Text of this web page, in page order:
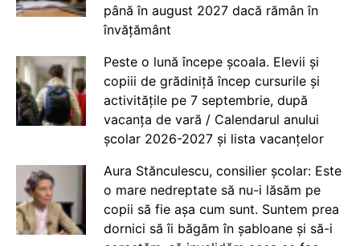
până în august 2027 dacă rămân în
învățământ
Peste o lună începe școala. Elevii și
copiii de grădiniță încep cursurile și
activitățile pe 7 septembrie, după
vacanța de vară / Calendarul anului
școlar 2026-2027 și lista vacanțelor
Aura Stănculescu, consilier școlar: Este
o mare nedreptate să nu-i lăsăm pe
copii să fie așa cum sunt. Suntem prea
dornici să îi băgăm în șabloane și să-i